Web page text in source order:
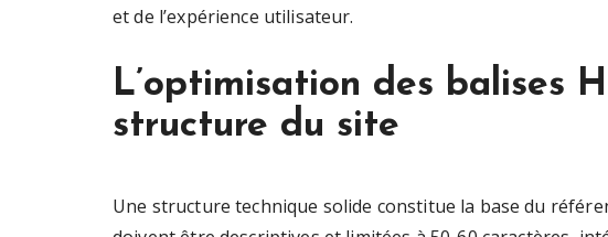
et de l’expérience utilisateur.
L’optimisation des balises
structure du site
Une structure technique solide constitue la base du